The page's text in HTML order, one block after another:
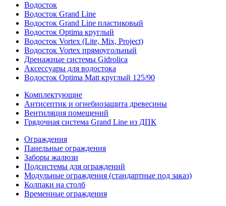
Водосток
Водосток Grand Line
Водосток Grand Line пластиковый
Водосток Optima круглый
Водосток Vortex (Lite, Mix, Project)
Водосток Vortex прямоугольный
Дренажные системы Gidrolica
Аксессуары для водостока
Водосток Optima Matt круглый 125/90
Комплектующие
Антисептик и огнебиозащита древесины
Вентиляция помещений
Грядочная система Grand Line из ДПК
Ограждения
Панельные ограждения
Заборы жалюзи
Подсистемы для ограждений
Модульные ограждения (стандартные под заказ)
Колпаки на столб
Временные ограждения